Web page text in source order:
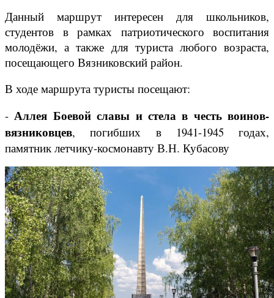
Данный маршрут интересен для школьников,
студентов в рамках патриотического воспитания
молодёжи, а также для туриста любого возраста,
посещающего Вязниковский район.
В ходе маршрута туристы посещают:
-Аллея Боевой славы и стела в честь воинов-
вязниковцев, погибших в 1941-1945 годах,
памятник летчику-космонавту В.Н. Кубасову